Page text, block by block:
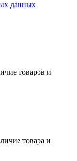
данных
товаров и
товара и